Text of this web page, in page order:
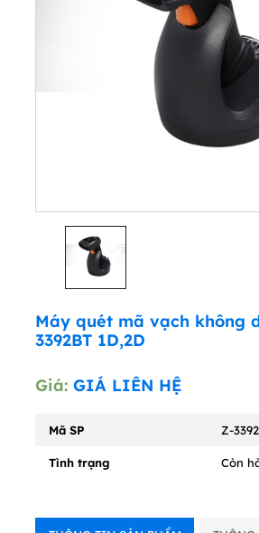
Máy quét mã vạch không
3392BT 1D,2D
Giá: GIÁ LIÊN HỆ
Mã SP Z-
Tình trạng Còn